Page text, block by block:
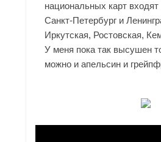
национальных карт
Санкт-Петербург и
Иркутская, Ростовская,
У меня пока так высушен
можно и апельсин и